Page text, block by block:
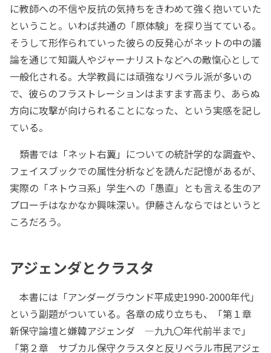
に教師への不信や反抗の気持ちをきわめて強く抱いていた
ということ。いわば共通の「原体験」を探り当てている。
そうして形作られていった彼らの反発心がネットの中の議
論を通じて知識人やジャーナリストなどへの敵愾心として
一般化される。大学教員には頑強なリベラル派が多いの
で、彼らのフラストレーションはますます高まり、あらぬ
方向に攻撃が向けられることになった、という実感を記し
ている。
類書では「ネット右翼」についての統計学的な調査や、
フェイスブックでの属性分析などを読んだ記憶があるが、
実際の「ネトウヨ系」学生への「愚直」とも言える生のア
プローチはなかなか興味深い。伊藤さんならではというと
ころだろう。
アジェンダとクラスタ
本書には「アンダーグラウンド平成史1990-2000年代」
という副題がついている。各章の成り立ちも、「第１章
新保守論壇と嫌韓アジェンダ ―九九〇年代前半まで」
「第２章 サブカル保守クラスタと反リベラル市民アジェ